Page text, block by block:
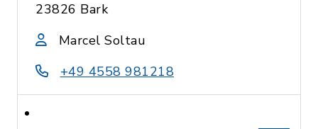
23826 Bark
Marcel Soltau
+49 4558 981218